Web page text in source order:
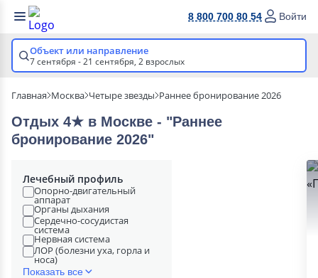
8 800 700 80 54 Войти
Объект или направление
7 сентября - 21 сентября, 2 взрослых
Главная Москва Четыре звезды Раннее бронирование 2026
Отдых 4★ в Москве - "Раннее
бронирование 2026"
Лечебный профиль
Опорно-двигательный
аппарат
Органы дыхания
Сердечно-сосудистая
система
Нервная система
ЛОР (болезни уха, горла и
носа)
Показать все